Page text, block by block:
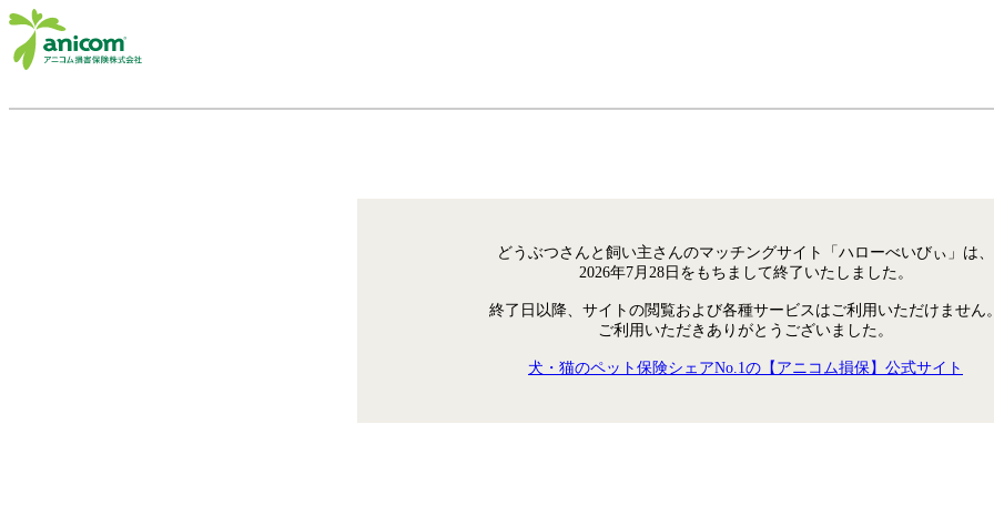
どうぶつさんと飼い主さんのマッチングサイト「ハローべいびぃ」は、
2026年7月28日をもちまして終了いたしました。
終了日以降、サイトの閲覧および各種サービスはご利用いただけません
ご利用いただきありがとうございました。
犬・猫のペット保険シェアNo.1の【アニコム損保】公式サイト